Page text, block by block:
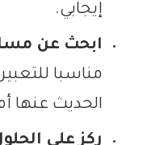
إيجابي.
ابحث عن
مناسبا
الحديث عنها
ركز على